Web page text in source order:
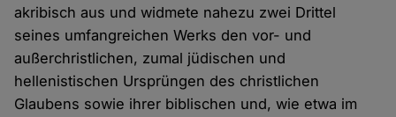
akribisch aus und widmete nahezu zwei Drittel
seines umfangreichen Werks den vor- und
außerchristlichen, zumal jüdischen und
hellenistischen Ursprüngen des christlichen
Glaubens sowie ihrer biblischen und, wie etwa im